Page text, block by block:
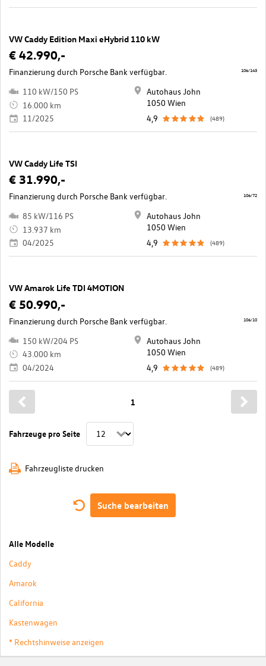
VW Caddy Edition Maxi eHybrid 110 kW
€ 42.990,-
Finanzierung durch Porsche Bank verfügbar.
110 kW/150 PS
16.000 km
11/2025
Autohaus John
1050 Wien
4,9
(489)
106/143
VW Caddy Life TSI
€ 31.990,-
Finanzierung durch Porsche Bank verfügbar.
85 kW/116 PS
13.937 km
04/2025
Autohaus John
1050 Wien
4,9
(489)
106/72
VW Amarok Life TDI 4MOTION
€ 50.990,-
Finanzierung durch Porsche Bank verfügbar.
150 kW/204 PS
43.000 km
04/2024
Autohaus John
1050 Wien
4,9
(489)
106/10
Fahrzeuge pro Seite
1
Fahrzeugliste drucken
Suche bearbeiten
Alle Modelle
Caddy
Amarok
California
Kastenwagen
* Rechtshinweise anzeigen